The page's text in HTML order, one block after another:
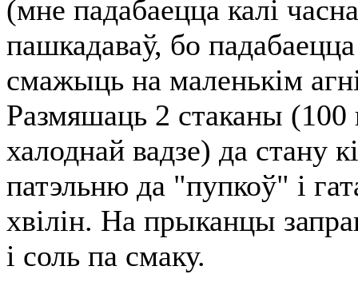
(мне падабаецца калі
пашкадаваў, бо
смажыць на маленькім
Размяшаць 2 стаканы (100
халоднай вадзе) да стану
патэльню да "пупкоў" і
хвілін. На прыканцы
і соль па смаку.